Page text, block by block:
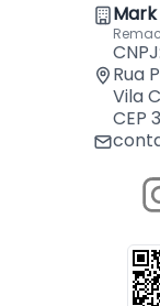
- Vão da
- Indicado
- Acessórios
Allen Para
Indicado para:
- Portas
Rua
Vila
CEP